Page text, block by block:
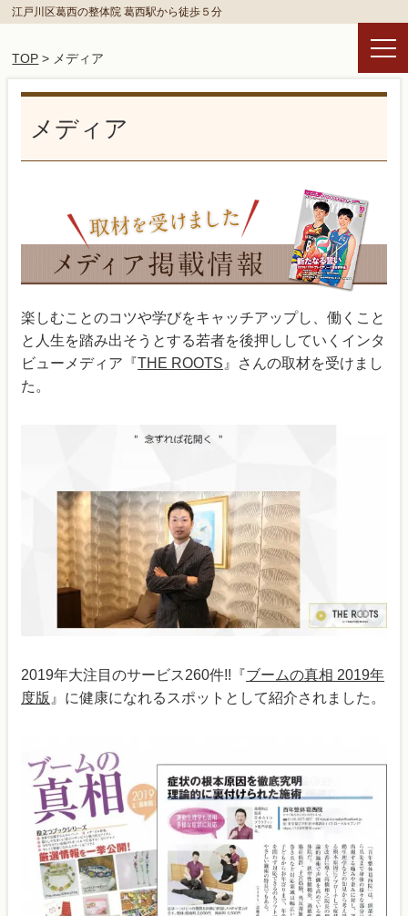
江戸川区葛西の整体院 葛西駅から徒歩５分
TOP > メディア
メディア
楽しむことのコツや学びをキャッチアップし、働くこと
と人生を踏み出そうとする若者を後押ししていくインタ
ビューメディア『THE ROOTS 』さんの取材を受けまし
た。
2019年大注目のサービス260件!!『ブームの真相 2019年
度版 』に健康になれるスポットとして紹介されました。